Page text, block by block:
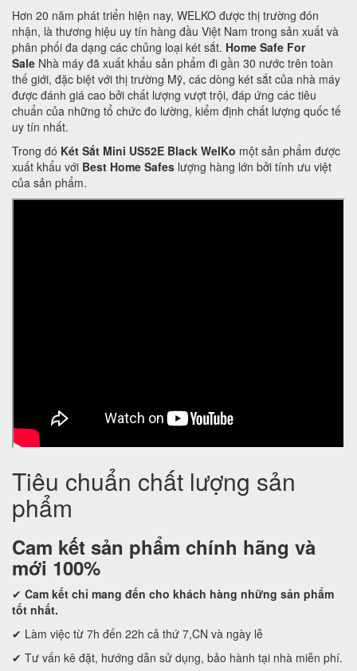
Hơn 20 năm phát triển hiện nay, WELKO được thị trường đón
nhận, là thương hiệu uy tín hàng đầu Việt Nam trong sản xuất và
phân phối đa dạng các chủng loại két sắt. Home Safe For
Sale Nhà máy đã xuất khẩu sản phẩm đi gần 30 nước trên toàn
thế giới, đặc biệt với thị trường Mỹ, các dòng két sắt của nhà máy
được đánh giá cao bởi chất lượng vượt trội, đáp ứng các tiêu
chuẩn của những tổ chức đo lường, kiểm định chất lượng quốc tế
uy tín nhất.
Trong đó Két Sắt Mini US52E Black WelKo một sản phẩm được
xuất khẩu với Best Home Safes lượng hàng lớn bởi tính ưu việt
của sản phẩm.
Tiêu chuẩn chất lượng sản
phẩm
Cam kết sản phẩm chính hãng và
mới 100%
✔ Cam kết chỉ mang đến cho khách hàng những sản phẩm
tốt nhất.
✔ Làm việc từ 7h đến 22h cả thứ 7,CN và ngày lễ
✔ Tư vấn kê đặt, hướng dẫn sử dụng, bảo hành tại nhà miễn phí.